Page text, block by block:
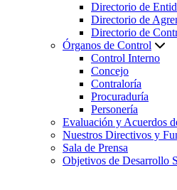
Directorio de
Directorio de
Directorio de
Órganos de Control
Control Interno
Concejo
Contraloría
Procuraduría
Personería
Evaluación y Acuerdos
Nuestros Directivos y
Sala de Prensa
Objetivos de Desarrollo